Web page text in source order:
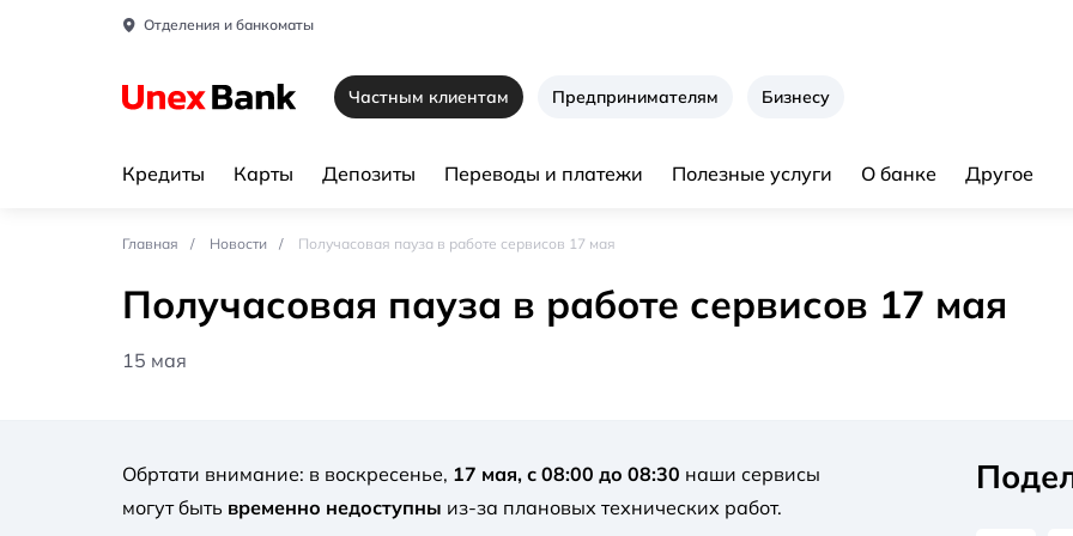
Отделения и банкоматы
Частным клиентам Предпринимателям Бизнесу
Кредиты Карты Депозиты Переводы и платежи Полезные услуги О банке Другое
Главная Новости Получасовая пауза в работе сервисов 17 мая
Получасовая пауза в работе сервисов 17 мая
15 мая
Обртати внимание: в воскресенье, 17 мая, с 08:00 до 08:30 наши сервисы
могут быть временно недоступны из-за плановых технических работ.